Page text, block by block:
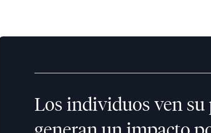
Los individuos ven